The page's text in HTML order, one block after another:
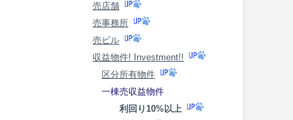
売店舗
売事務所
売ビル
収益物件! Investment!!
区分所有物件
一棟売収益物件
利回り10%以上